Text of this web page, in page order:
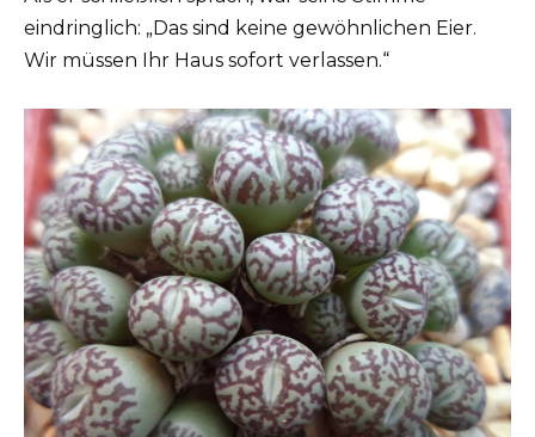
eindringlich: „Das sind keine gewöhnlichen Eier.
Wir müssen Ihr Haus sofort verlassen.“